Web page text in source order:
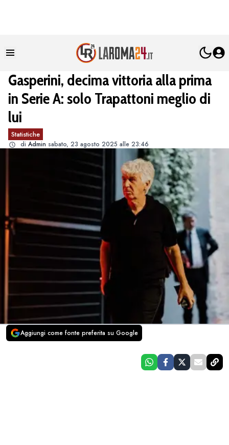
Gasperini, decima vittoria alla prima
in Serie A: solo Trapattoni meglio di
lui
Statistiche
di Admin sabato, 23 agosto 2025 alle 23:46
Aggiungi come fonte preferita su Google